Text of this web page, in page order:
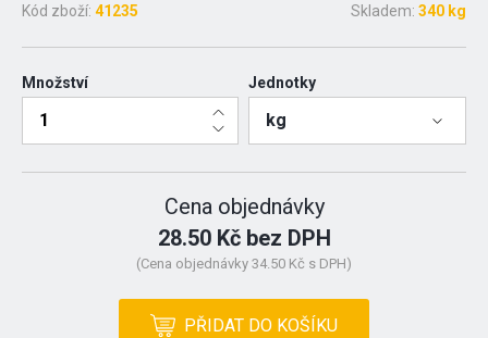
Kód zboží: 41235 Skladem: 340 kg
Množství Jednotky
kg
Cena objednávky
28.50 Kč bez DPH
(Cena objednávky 34.50 Kč s DPH)
PŘIDAT DO KOŠÍKU